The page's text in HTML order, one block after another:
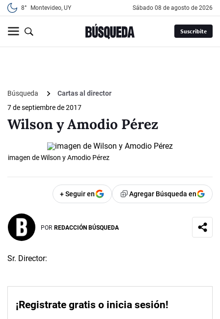
8° Montevideo, UY sábado 08 de agosto de 2026
Suscribite
Búsqueda
Cartas al director
7 de septiembre de 2017
Wilson y Amodio Pérez
imagen de Wilson y Amodio Pérez
+ Seguir en Agregar Búsqueda en
POR REDACCIÓN BÚSQUEDA
Sr. Director:
¡Registrate gratis o inicia sesión!